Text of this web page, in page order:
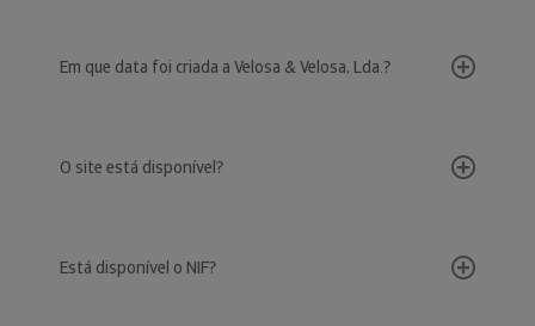
Em que data foi criada a Velosa & Velosa, Lda.?
O site está disponível?
Está disponível o NIF?